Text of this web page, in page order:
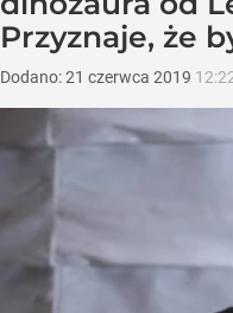
Przyznaje, że
Dodano:21 czerwca 2019